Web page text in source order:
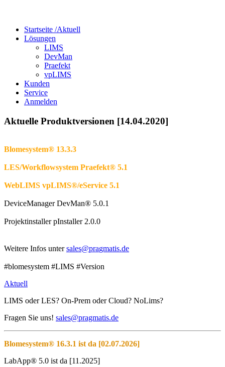
Startseite /Aktuell
Lösungen
LIMS
DevMan
Praefekt
vpLIMS
Kunden
Service
Anmelden
Aktuelle Produktversionen [14.04.2020]
Blomesystem® 13.3.3
LES/Workflowsystem Praefekt® 5.1
WebLIMS vpLIMS®/eService 5.1
DeviceManager DevMan® 5.0.1
Projektinstaller pInstaller 2.0.0
Weitere Infos unter
#blomesystem #LIMS #Version
Aktuell
LIMS oder LES? On-Prem oder Cloud? NoLims?
Fragen Sie uns! sales@pragmatis.de
Blomesystem® 16.3.1 ist da [02.07.2026]
LabApp® 5.0 ist da [11.2025]